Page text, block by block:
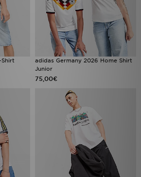
adidas Germany 2026 Home Shirt
Junior
75,00€